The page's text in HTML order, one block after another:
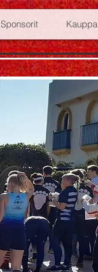
Sponsorit Kauppa